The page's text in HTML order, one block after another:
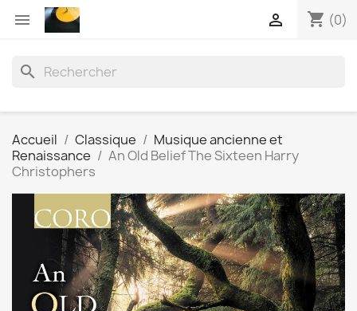
 shopping_cart (0)

search
Accueil Classique
Musique ancienne et
Renaissance
An Old Belief The Sixteen Harry
Christophers